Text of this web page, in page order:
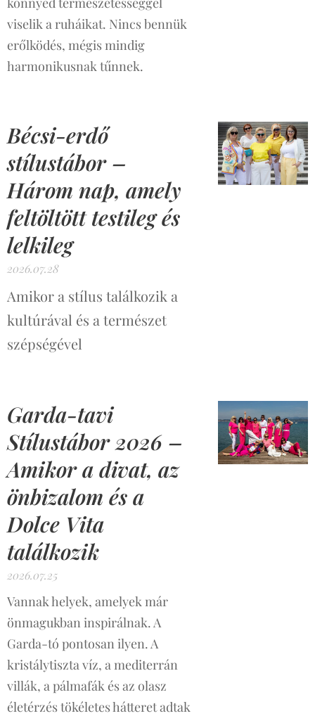
viselik a ruháikat. Nincs bennük
erőlködés, mégis mindig
harmonikusnak tűnnek.
Bécsi-erdő
stílustábor –
Három nap, amely
feltöltött testileg és
lelkileg
2026.07.28
Amikor a stílus találkozik a
kultúrával és a természet
szépségével
Garda-tavi
Stílustábor 2026 –
Amikor a divat, az
önbizalom és a
Dolce Vita
találkozik
2026.07.25
Vannak helyek, amelyek már
önmagukban inspirálnak. A
Garda-tó pontosan ilyen. A
kristálytiszta víz, a mediterrán
villák, a pálmafák és az olasz
életérzés tökéletes hátteret adtak